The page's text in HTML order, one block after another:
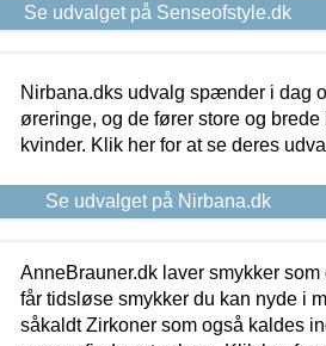
Se udvalget på Senseofstyle.dk
Nirbana.dks udvalg spænder i dag
øreringe, og de fører store og
kvinder. Klik her for at se deres
Se udvalget på Nirbana.dk
AnneBrauner.dk laver smykker
får tidsløse smykker du kan nyde i
såkaldt Zirkoner som også kaldes